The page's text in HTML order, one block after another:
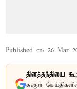
Published on: 26 Mar
தினத்தந்தியை
கூகுள்